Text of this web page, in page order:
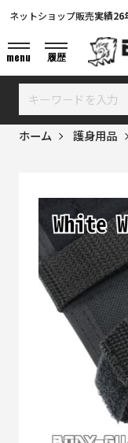
ネットショップ販売実績26
menu 履歴
ホーム 護身用品